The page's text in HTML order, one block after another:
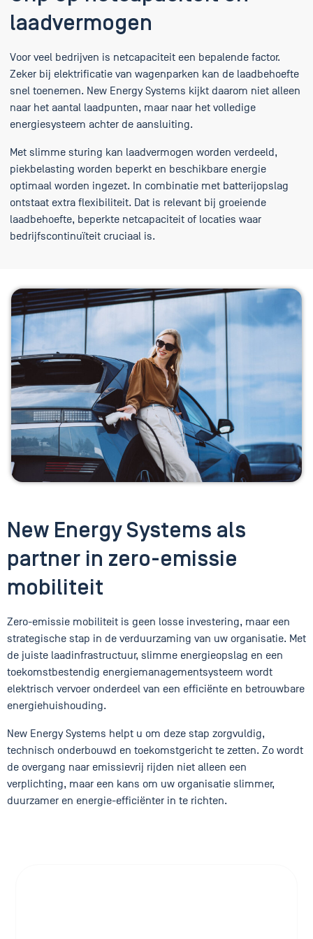
laadvermogen
Voor veel bedrijven is netcapaciteit een bepalende factor.
Zeker bij elektrificatie van wagenparken kan de laadbehoefte
snel toenemen. New Energy Systems kijkt daarom niet alleen
naar het aantal laadpunten, maar naar het volledige
energiesysteem achter de aansluiting.
Met slimme sturing kan laadvermogen worden verdeeld,
piekbelasting worden beperkt en beschikbare energie
optimaal worden ingezet. In combinatie met batterijopslag
ontstaat extra flexibiliteit. Dat is relevant bij groeiende
laadbehoefte, beperkte netcapaciteit of locaties waar
bedrijfscontinuïteit cruciaal is.
New Energy Systems als
partner in zero-emissie
mobiliteit
Zero-emissie mobiliteit is geen losse investering, maar een
strategische stap in de verduurzaming van uw organisatie. Met
de juiste laadinfrastructuur, slimme energieopslag en een
toekomstbestendig energiemanagementsysteem wordt
elektrisch vervoer onderdeel van een efficiënte en betrouwbare
energiehuishouding.
New Energy Systems helpt u om deze stap zorgvuldig,
technisch onderbouwd en toekomstgericht te zetten. Zo wordt
de overgang naar emissievrij rijden niet alleen een
verplichting, maar een kans om uw organisatie slimmer,
duurzamer en energie-efficiënter in te richten.